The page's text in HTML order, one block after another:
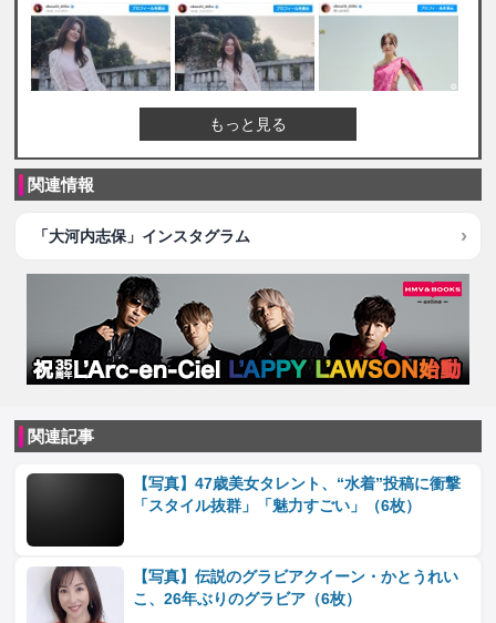
もっと見る
関連情報
「大河内志保」インスタグラム
関連記事
【写真】47歳美女タレント、“水着”投稿に衝撃
「スタイル抜群」「魅力すごい」（6枚）
【写真】伝説のグラビアクイーン・かとうれい
こ、26年ぶりのグラビア（6枚）